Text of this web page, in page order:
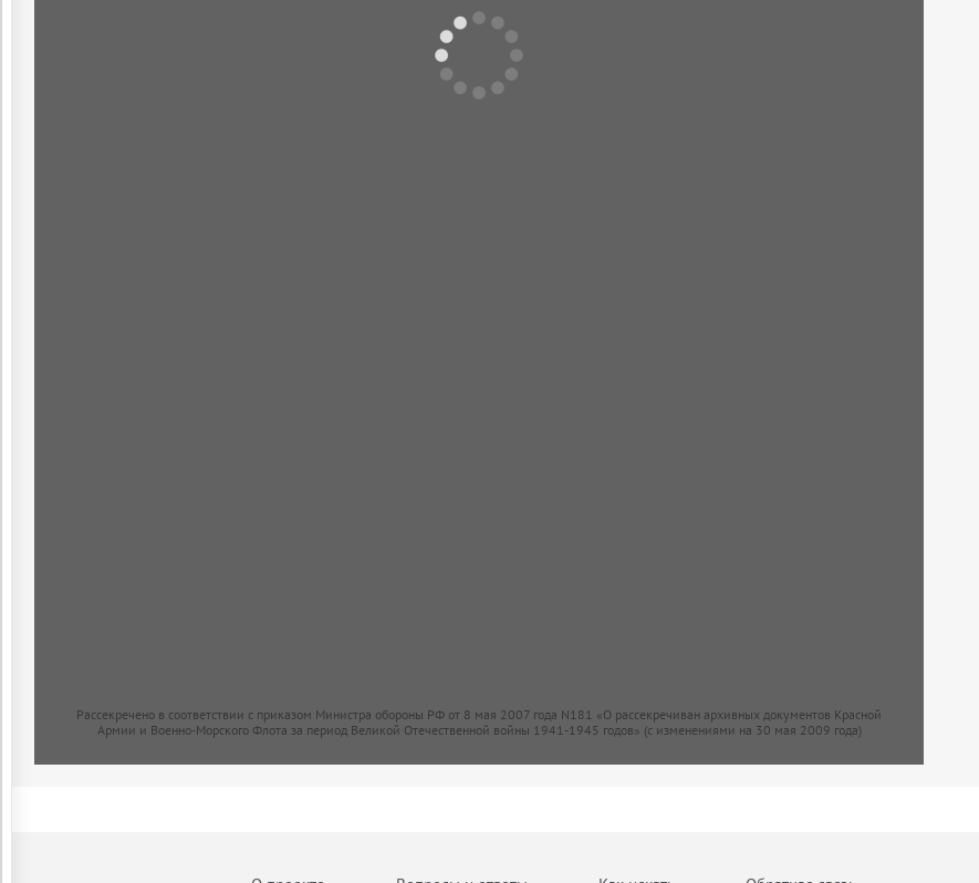
Рассекречено в соответствии с приказом Министра обороны РФ от 8 мая 2007 года N181 «О рассекречиван архивных документов Красной
Армии и Военно-Морского Флота за период Великой Отечественной войны 1941-1945 годов» (с изменениями на 30 мая 2009 года)